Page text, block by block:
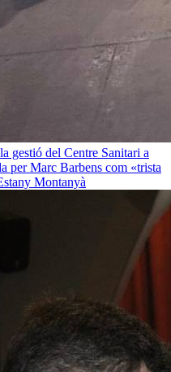
gestió del Centre Sanitari a
per Marc Barbens com «trista
Montanyà